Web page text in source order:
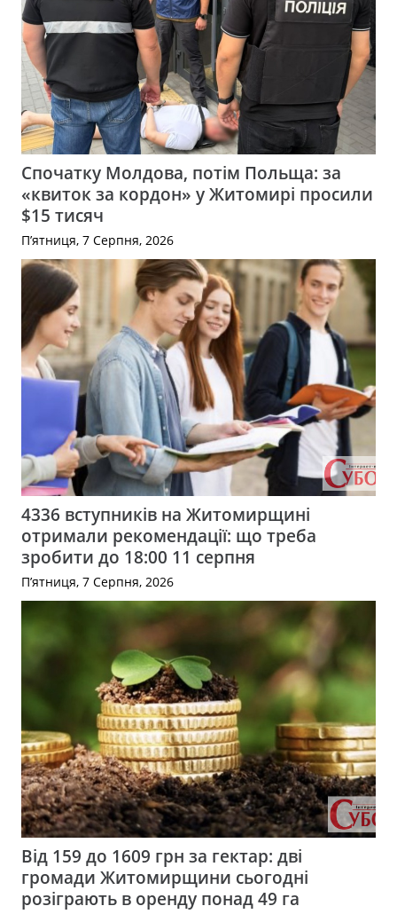
Спочатку Молдова, потім Польща: за
«квиток за кордон» у Житомирі просили
$15 тисяч
П’ятниця, 7 Серпня, 2026
4336 вступників на Житомирщині
отримали рекомендації: що треба
зробити до 18:00 11 серпня
П’ятниця, 7 Серпня, 2026
Від 159 до 1609 грн за гектар: дві
громади Житомирщини сьогодні
розіграють в оренду понад 49 га